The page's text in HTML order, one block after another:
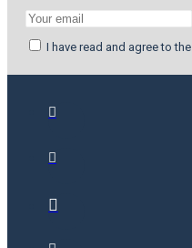
I have read and agree to the